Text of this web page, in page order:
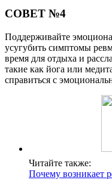
СОВЕТ №4
Поддерживайте
усугубить симптомы
время для отдыха и
такие как йога или
справиться с
Читайте также:
Почему возникает